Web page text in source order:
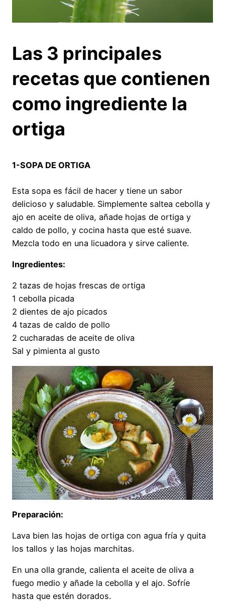
Las 3 principales
recetas que contienen
como ingrediente la
ortiga
1-SOPA DE ORTIGA
Esta sopa es fácil de hacer y tiene un sabor
delicioso y saludable. Simplemente saltea cebolla y
ajo en aceite de oliva, añade hojas de ortiga y
caldo de pollo, y cocina hasta que esté suave.
Mezcla todo en una licuadora y sirve caliente.
Ingredientes:
2 tazas de hojas frescas de ortiga
1 cebolla picada
2 dientes de ajo picados
4 tazas de caldo de pollo
2 cucharadas de aceite de oliva
Sal y pimienta al gusto
Preparación:
Lava bien las hojas de ortiga con agua fría y quita
los tallos y las hojas marchitas.
En una olla grande, calienta el aceite de oliva a
fuego medio y añade la cebolla y el ajo. Sofríe
hasta que estén dorados.